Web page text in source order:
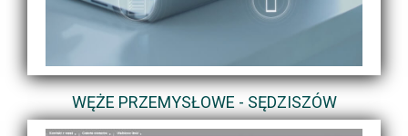
WĘŻE PRZEMYSŁOWE - SĘDZISZÓW